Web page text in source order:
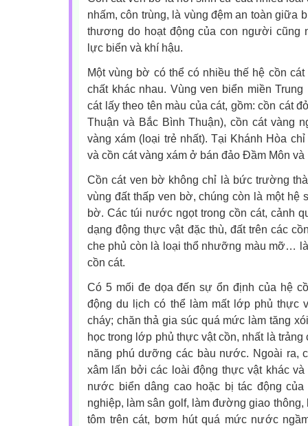
nhấm, côn trùng, là vùng đệm an toàn giữa
thương do hoạt động của con người cũng
lực biển và khí hậu.
Một vùng bờ có thể có nhiều thế hệ cồn
chất khác nhau. Vùng ven biển miền
cát lấy theo tên màu của cát, gồm: cồn cát
Thuận và Bắc Bình Thuận), cồn cát vàng
vàng xám (loại trẻ nhất). Tại Khánh Hòa
và cồn cát vàng xám ở bán đảo Đầm Môn
Cồn cát ven bờ không chỉ là bức trường
vùng đất thấp ven bờ, chúng còn là một hệ
bờ. Các túi nước ngọt trong cồn cát, cảnh
dạng động thực vật đặc thù, đất trên các
che phủ còn là loại thổ nhưỡng màu mỡ…
cồn cát.
Có 5 mối đe dọa đến sự ổn định của hệ
động du lịch có thể làm mất lớp phủ thực
cháy; chăn thả gia súc quá mức làm tăng
học trong lớp phủ thực vật cồn, nhất là
năng phú dưỡng các bàu nước. Ngoài ra,
xâm lấn bởi các loài động thực vật khác
nước biển dâng cao hoặc bị tác động
nghiệp, làm sân golf, làm đường giao thông,
tôm trên cát, bơm hút quá mức nước